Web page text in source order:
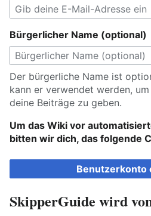
Bürgerlicher Name (optional)
Der bürgerliche Name ist
kann er verwendet werden,
deine Beiträge zu geben.
Um das Wiki vor
bitten wir dich, das folgende
Benutzerkonto
SkipperGuide wird